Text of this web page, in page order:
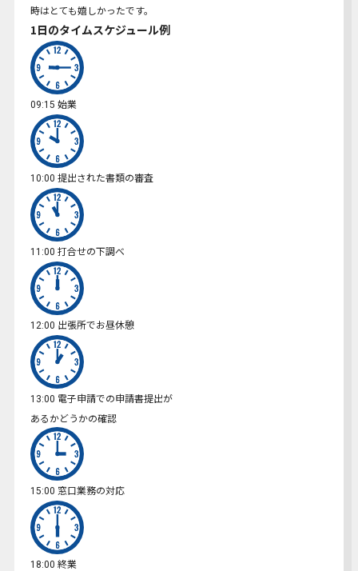
時はとても嬉しかったです。
1日のタイムスケジュール例
09:15 始業
10:00 提出された書類の審査
11:00 打合せの下調べ
12:00 出張所でお昼休憩
13:00 電子申請での申請書提出が
あるかどうかの確認
15:00 窓口業務の対応
18:00 終業